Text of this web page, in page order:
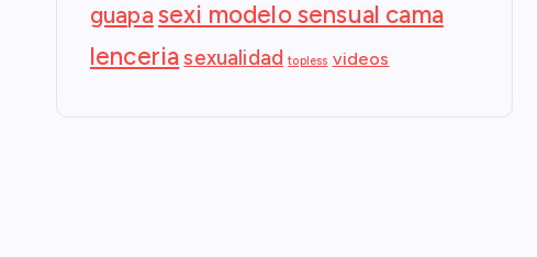
guapa sexi modelo sensual cama
lenceriasexualidad topless videos